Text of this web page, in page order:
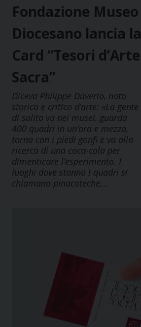
Fondazione Museo
Diocesano lancia la
Card “Tesori d’Arte
Sacra”
Diceva Philippe Daverio, noto
storico e critico d’arte: «La gente
di solito va nei musei, guarda
400 quadri in un’ora e mezza,
torna con i piedi gonfi e va alla
ricerca di una coca-cola per
dimenticare l’esperimento. I
luoghi dove stanno i quadri si
chiamano pinacoteche,…